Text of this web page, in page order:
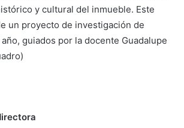
y cultural del inmueble. Este
un proyecto de investigación de
guiados por la docente Guadalupe